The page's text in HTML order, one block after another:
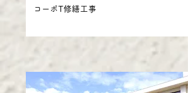
コーポT修繕工事